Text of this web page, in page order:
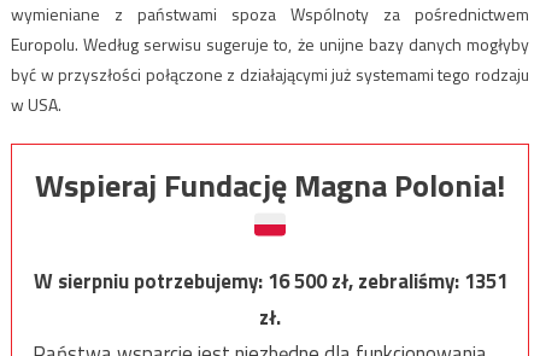
wymieniane z państwami spoza Wspólnoty za pośrednictwem
Europolu. Według serwisu sugeruje to, że unijne bazy danych mogłyby
być w przyszłości połączone z działającymi już systemami tego rodzaju
w USA.
Wspieraj Fundację Magna Polonia!
W sierpniu potrzebujemy:16 500zł, zebraliśmy:1351
zł.